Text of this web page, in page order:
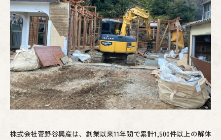
株式会社菅野谷興産は、創業以来11年間で累計1,500件以上の解体